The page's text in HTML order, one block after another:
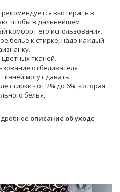
выстирать в
чтобы в дальнейшем
комфорт его использования.
белье к стирке, надо каждый
тканей.
отбеливателя
могут давать
стирки - от 2% до 6%, которая
белья
описание об уходе